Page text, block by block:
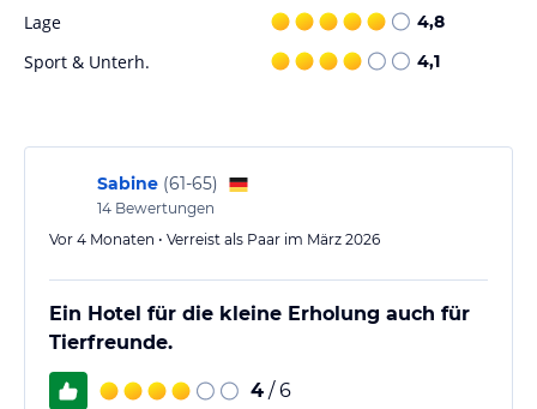
Sport und Unterhaltung
Das Hotel bietet eine Vielzahl von Sport- und
Freizeitmöglichkeiten. Dazu gehören ein Kinderpool, zwei
Umgebung zu erkunden. Entspannung finden Sie im
Wellnessbereich des Hotels mit Hallenbad, Sauna und Solarium.
Verfasst von HolidayCheck mit Hilfe von KI. Alle
verbindlichenAngebotsdetailsdes jeweiligen Veranstalters.
Lage 4,8
Sport & Unterh. 4,1
Sabine (61-65)
14 Bewertungen
Vor 4 Monaten • Verreist als Paar im März 2026
Ein Hotel für die kleine Erholung auch für
Tierfreunde.
4 / 6